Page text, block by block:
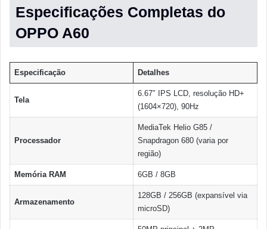
Especificações Completas do
OPPO A60
Especificação Detalhes
Tela
6.67″ IPS LCD, resolução HD+
(1604×720), 90Hz
Processador
MediaTek Helio G85 /
Snapdragon 680 (varia por
região)
Memória RAM 6GB / 8GB
Armazenamento
128GB / 256GB (expansível via
microSD)